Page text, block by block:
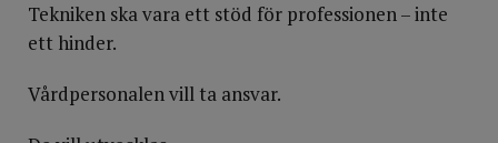
Tekniken ska vara ett stöd för professionen – inte
ett hinder.
Vårdpersonalen vill ta ansvar.